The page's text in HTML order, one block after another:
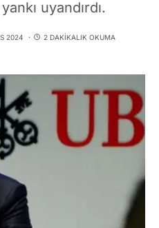
uyandırdı.
2024 2 DAKIKALIK OKUMA